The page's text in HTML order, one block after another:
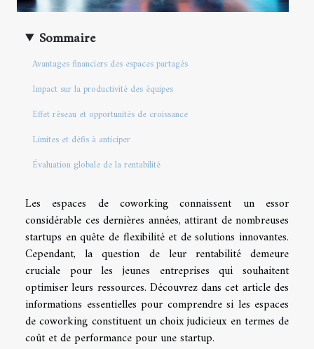
Sommaire
Avantages financiers des espaces partagés
Impact sur la productivité des équipes
Effet réseau et opportunités de croissance
Limites et défis à anticiper
Évaluation globale de la rentabilité
Les espaces de coworking connaissent un essor
considérable ces dernières années, attirant de nombreuses
startups en quête de flexibilité et de solutions innovantes.
Cependant, la question de leur rentabilité demeure
cruciale pour les jeunes entreprises qui souhaitent
optimiser leurs ressources. Découvrez dans cet article des
informations essentielles pour comprendre si les espaces
de coworking constituent un choix judicieux en termes de
coût et de performance pour une startup.